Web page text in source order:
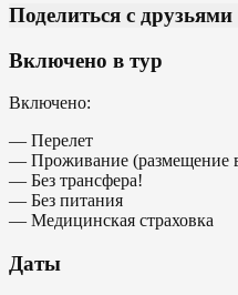
Поделиться с друзьями
Включено в тур
Включено:
— Перелет
— Проживание (размещение
— Без трансфера!
— Без питания
— Медицинская страховка
Даты